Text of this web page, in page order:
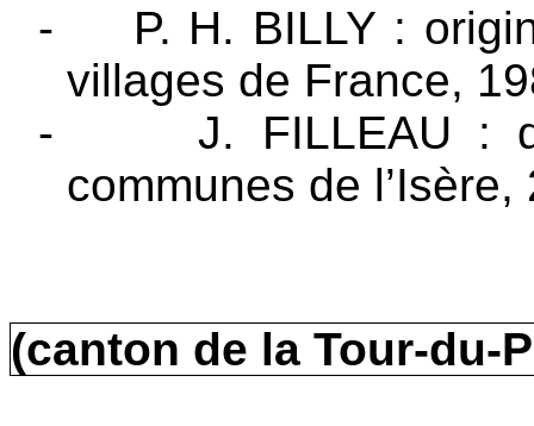
-
P. H. BILLY :
villages de France,
-
J. FILLEAU :
communes de
(canton de la Tour-du-